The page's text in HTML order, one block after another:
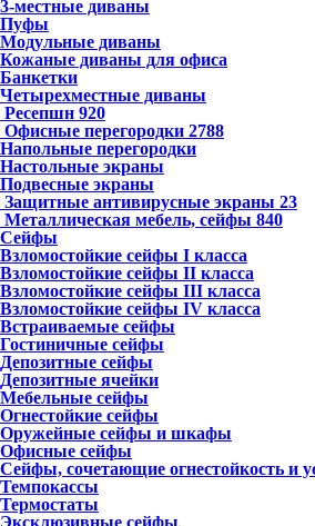
3-местные диваны
Пуфы
Модульные диваны
Кожаные диваны для офиса
Банкетки
Четырехместные диваны
Ресепшн 920
Офисные перегородки 2788
Напольные перегородки
Настольные экраны
Подвесные экраны
Защитные антивирусные экраны 23
Металлическая мебель, сейфы 840
Сейфы
Взломостойкие сейфы I класса
Взломостойкие сейфы II класса
Взломостойкие сейфы III класса
Взломостойкие сейфы IV класса
Встраиваемые сейфы
Гостиничные сейфы
Депозитные сейфы
Депозитные ячейки
Мебельные сейфы
Огнестойкие сейфы
Оружейные сейфы и шкафы
Офисные сейфы
Сейфы, сочетающие огнестойкость и
Темпокассы
Термостаты
Эксклюзивные сейфы